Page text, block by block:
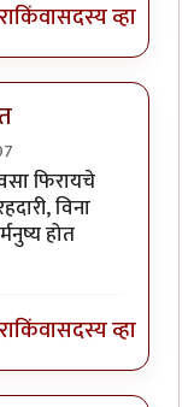
किंवासदस्य व्हा
byश्रीगुरुजी
फिरायचे
विना
होत
किंवासदस्य व्हा